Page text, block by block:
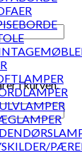
i kurven.